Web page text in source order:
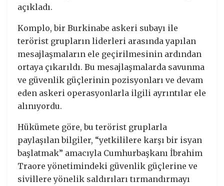
açıkladı.
Komplo, bir Burkinabe askeri subayı ile
terörist grupların liderleri arasında yapılan
mesajlaşmaların ele geçirilmesinin ardından
ortaya çıkarıldı. Bu mesajlaşmalarda savunma
ve güvenlik güçlerinin pozisyonları ve devam
eden askeri operasyonlarla ilgili ayrıntılar ele
alınıyordu.
Hükümete göre, bu terörist gruplarla
paylaşılan bilgiler, “yetkililere karşı bir isyan
başlatmak” amacıyla Cumhurbaşkanı İbrahim
Traore yönetimindeki güvenlik güçlerine ve
sivillere yönelik saldırıları tırmandırmayı